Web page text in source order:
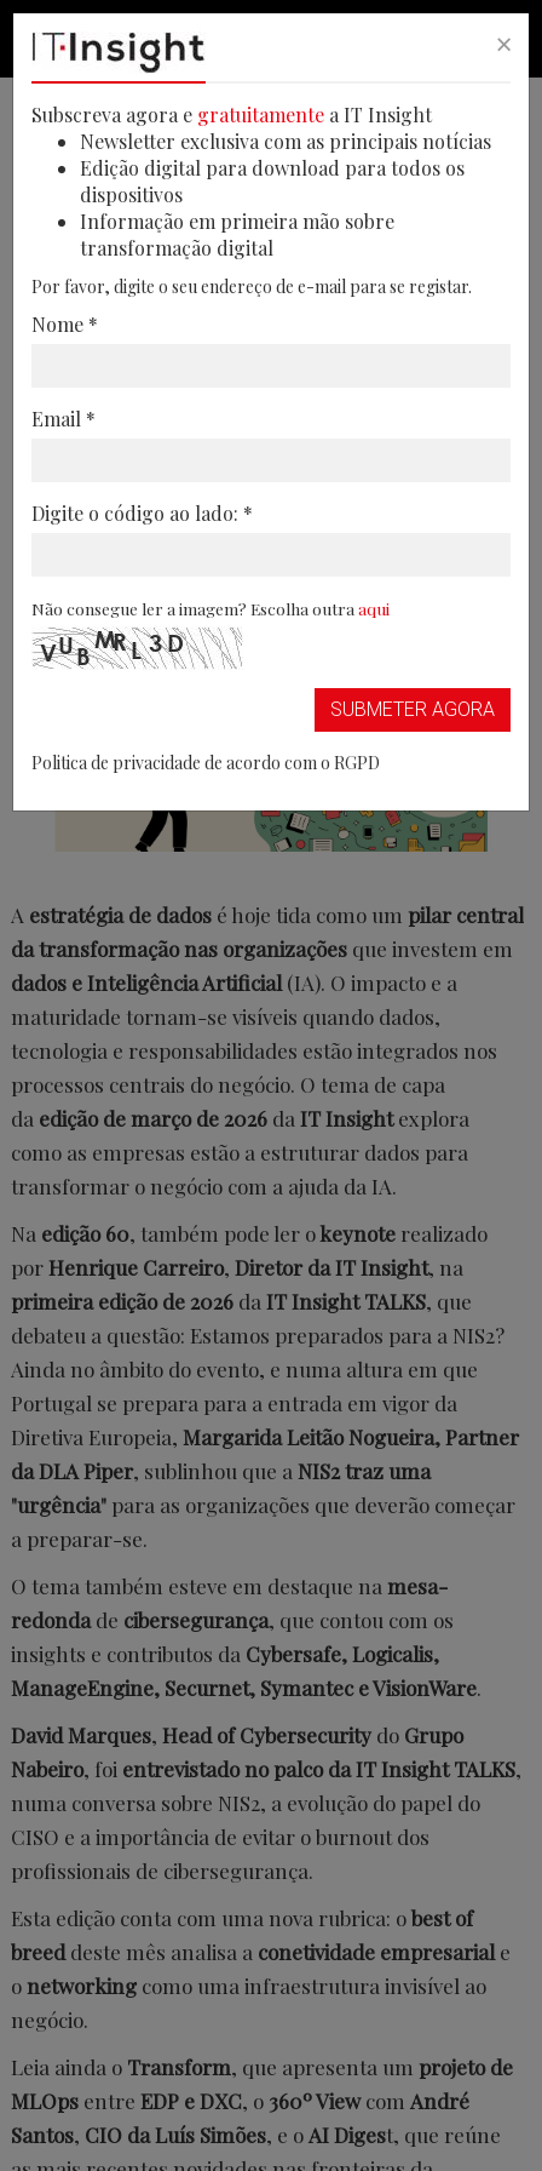
O papel da IA na reinvenção do
negócio em destaque na
edição de março da IT Insight
ler a mesa-redonda sobre NIS2 e a
Cibersecurity do Grupo Nabeiro
A estratégia de dados é hoje tida como um pilar central
da transformação nas organizações que investem em
dados e Inteligência Artificial (IA). O impacto e a
maturidade tornam-se visíveis quando dados,
tecnologia e responsabilidades estão integrados nos
processos centrais do negócio. O tema de capa
da edição de março de 2026 da IT Insightexplora
como as empresas estão a estruturar dados para
transformar o negócio com a ajuda da IA.
Na edição 60, também pode ler okeynote realizado
porHenrique Carreiro, Diretor da IT Insight, na
primeira edição de 2026 da IT Insight TALKS, que
debateu a questão: Estamos preparados para a NIS2?
Ainda no âmbito do evento, e numa altura em que
Portugal se prepara para a entrada em vigor da
Diretiva Europeia, Margarida Leitão Nogueira, Partner
da DLA Piper, sublinhou que a NIS2 traz uma
"urgência" para as organizações que deverão começar
a preparar-se.
O tema também esteve em destaque na mesa-
redondade cibersegurança, que contou com os
insights e contributos da Cybersafe, Logicalis,
ManageEngine, Securnet, Symantec e VisionWare.
David Marques, Head of Cybersecurity do Grupo
Nabeiro, foi entrevistado no palco da IT Insight TALKS,
numa conversa sobre NIS2, a evolução do papel do
CISO e a importância de evitar o burnout dos
profissionais de cibersegurança.
Esta edição conta com uma nova rubrica: obest of
breed deste mês analisa a conetividade empresarial e
o networking como uma infraestrutura invisível ao
negócio.
Leia ainda o Transform, que apresenta um projeto de
MLOps entre EDP e DXC, o 360º Viewcom André
Santos, CIO da Luís Simões, e oAI Digest, que reúne
×
Subscreva agora e gratuitamente a IT Insight
Newsletter exclusiva com as principais notícias
Edição digital para download para todos os
dispositivos
Informação em primeira mão sobre
transformação digital
Por favor, digite o seu endereço de e-mail para se registar.
Nome *
Email *
Digite o código ao lado: *
Não consegue ler a imagem? Escolha outra aqui
SUBMETER AGORA
Politica de privacidade de acordo com o RGPD